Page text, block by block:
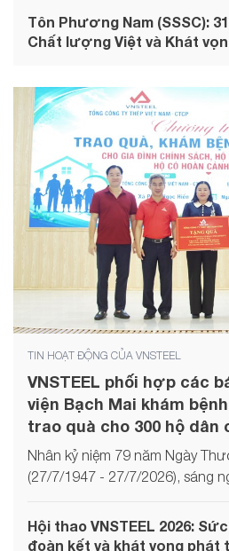
trước biến động thị trường
của toàn hệ thống VNSTEEL
sản xuất kinh doanh năm 2026.
Tôn Phương Nam (SSSC):
Chất lượng Việt và Khát
TIN HOẠT ĐỘNG CỦA VNSTEEL
VNSTEEL phối hợp các
viện Bạch Mai khám
trao quà cho 300 hộ dân
khăn tại Cà Mau
Nhân kỷ niệm 79 năm Ngày
(27/7/1947 - 27/7/2026), sáng
CTCP (VNSTEEL) đã phối hợp
A9 - Bệnh viện Bạch Mai tổ
Hội thao VNSTEEL 2026:
đoàn kết và khát vọng phát